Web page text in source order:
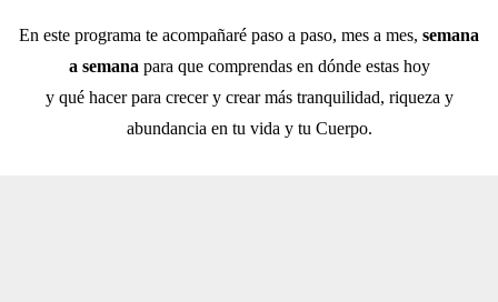
En este programa te acompañaré paso a paso, mes a mes, semana
a semana para que comprendas en dónde estas hoy
y qué hacer para crecer y crear más tranquilidad, riqueza y
abundancia en tu vida y tu Cuerpo.